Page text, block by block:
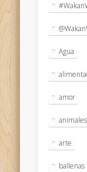
Agua
amor
animales
arte
ballenas